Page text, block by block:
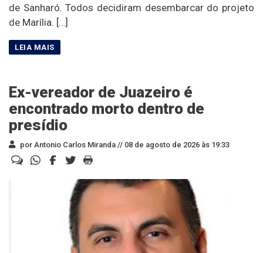
de Sanharó. Todos decidiram desembarcar do projeto
de Marília. […]
Ex-vereador de Juazeiro é
encontrado morto dentro de
presídio
por Antonio Carlos Miranda // 08 de agosto de 2026 às 19:33